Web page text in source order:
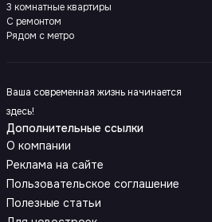
3 комнатные квартиры
С ремонтом
Рядом с метро
Ваша современная жизнь начинается
здесь!
Дополнительные ссылки
О компании
Реклама на сайте
Пользовательское соглашение
Полезные статьи